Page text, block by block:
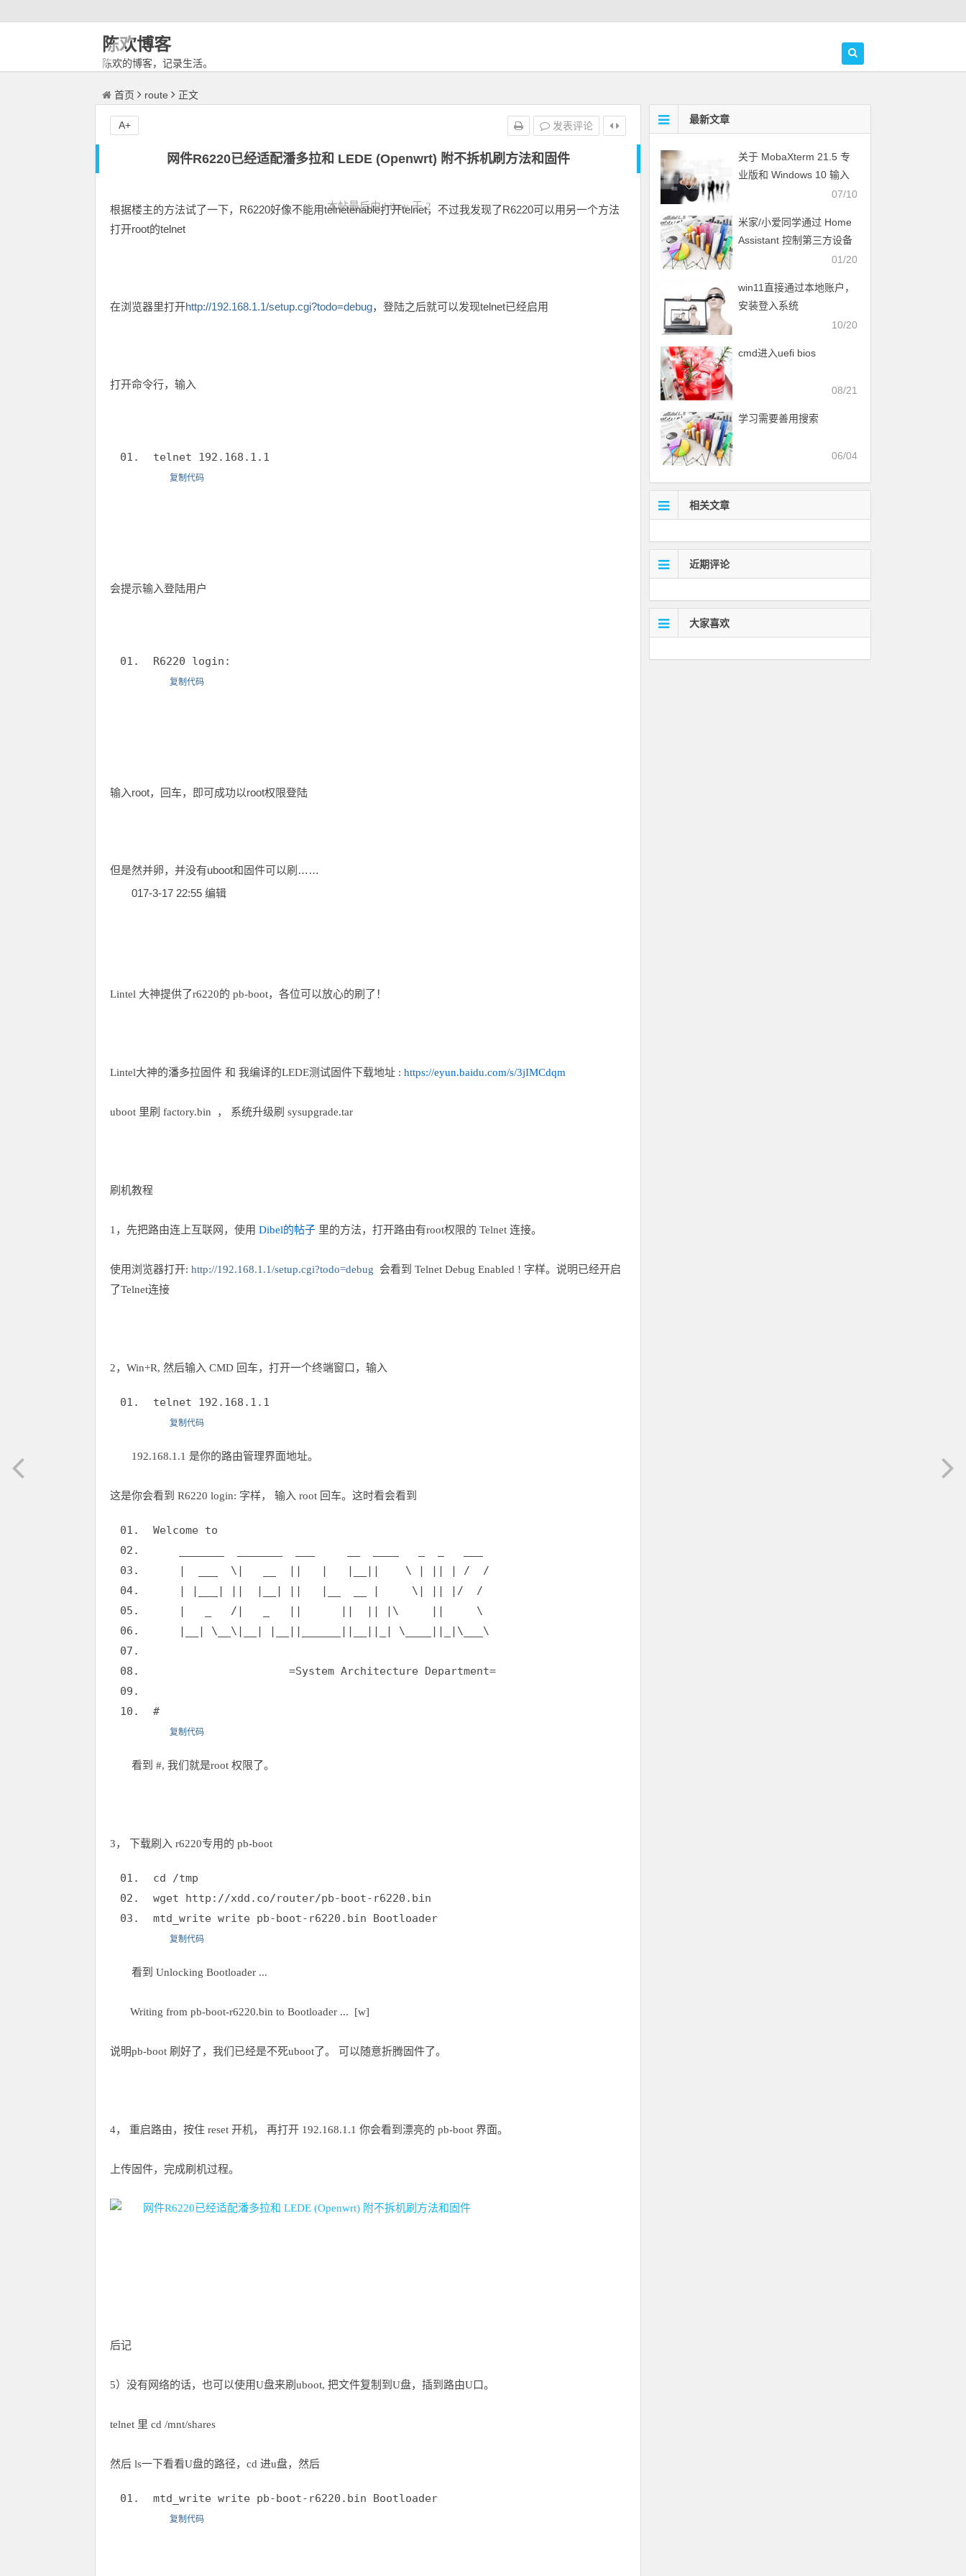
陈欢博客
陈欢的博客，记录生活。
首页 route 正文
网件R6220已经适配潘多拉和 LEDE (Openwrt) 附不拆机刷方法和固件
本帖最后由 hikey 于 2
根据楼主的方法试了一下，R6220好像不能用telnetenable打开telnet，不过我发现了R6220可以用另一个方法
打开root的telnet
在浏览器里打开http://192.168.1.1/setup.cgi?todo=debug，登陆之后就可以发现telnet已经启用
打开命令行，输入
telnet 192.168.1.1
复制代码
会提示输入登陆用户
R6220 login:
复制代码
输入root，回车，即可成功以root权限登陆
但是然并卵，并没有uboot和固件可以刷……
017-3-17 22:55 编辑
Lintel 大神提供了r6220的 pb-boot，各位可以放心的刷了！
Lintel大神的潘多拉固件 和 我编译的LEDE测试固件下载地址 : https://eyun.baidu.com/s/3jIMCdqm
uboot 里刷 factory.bin ， 系统升级刷 sysupgrade.tar
刷机教程
1，先把路由连上互联网，使用 Dibel的帖子 里的方法，打开路由有root权限的 Telnet 连接。
使用浏览器打开: http://192.168.1.1/setup.cgi?todo=debug 会看到 Telnet Debug Enabled ! 字样。说明已经开启
了Telnet连接
2，Win+R, 然后输入 CMD 回车，打开一个终端窗口，输入
telnet 192.168.1.1
复制代码
192.168.1.1 是你的路由管理界面地址。
这是你会看到 R6220 login: 字样， 输入 root 回车。这时看会看到
Welcome to
| ___ \| __ || | |__|| \ | || | / /
| |___| || |__| || |__ __ | \| || |/ /
| _ /| _ || || || |\ || \
|__| \__\|__| |__||______||__||_| \____||_|\___\
=System Architecture Department=
#
复制代码
看到 #, 我们就是root 权限了。
3， 下载刷入 r6220专用的 pb-boot
cd /tmp
wget http://xdd.co/router/pb-boot-r6220.bin
mtd_write write pb-boot-r6220.bin Bootloader
复制代码
看到 Unlocking Bootloader ...
Writing from pb-boot-r6220.bin to Bootloader ... [w]
说明pb-boot 刷好了，我们已经是不死uboot了。 可以随意折腾固件了。
4， 重启路由，按住 reset 开机， 再打开 192.168.1.1 你会看到漂亮的 pb-boot 界面。
上传固件，完成刷机过程。
后记
5）没有网络的话，也可以使用U盘来刷uboot, 把文件复制到U盘，插到路由U口。
telnet 里 cd /mnt/shares
然后 ls一下看看U盘的路径，cd 进u盘，然后
mtd_write write pb-boot-r6220.bin Bootloader
复制代码
发表评论
A+ 最新文章
关于 MobaXterm 21.5 专
业版和 Windows 10 输入
法冲突问题的解决方案07/10
米家/小爱同学通过 Home
Assistant 控制第三方设备
01/20
win11直接通过本地账户，
安装登入系统
10/20
cmd进入uefi bios
08/21
学习需要善用搜索
06/04
相关文章
近期评论
大家喜欢